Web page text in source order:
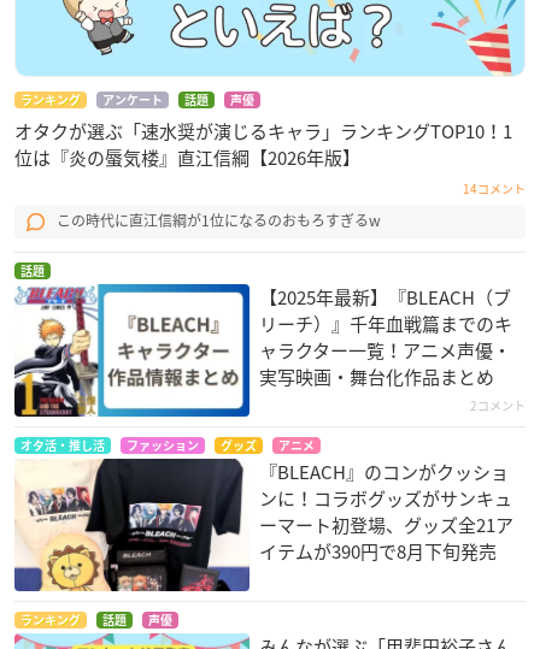
ランキング アンケート 話題 声優
オタクが選ぶ「速水奨が演じるキャラ」ランキングTOP10！1
位は『炎の蜃気楼』直江信綱【2026年版】
14コメント
この時代に直江信綱が1位になるのおもろすぎるw
話題
【2025年最新】『BLEACH（ブ
リーチ）』千年血戦篇までのキ
ャラクター一覧！アニメ声優・
実写映画・舞台化作品まとめ
2コメント
オタ活・推し活 ファッション グッズ アニメ
『BLEACH』のコンがクッショ
ンに！コラボグッズがサンキュ
ーマート初登場、グッズ全21ア
イテムが390円で8月下旬発売
ランキング 話題 声優